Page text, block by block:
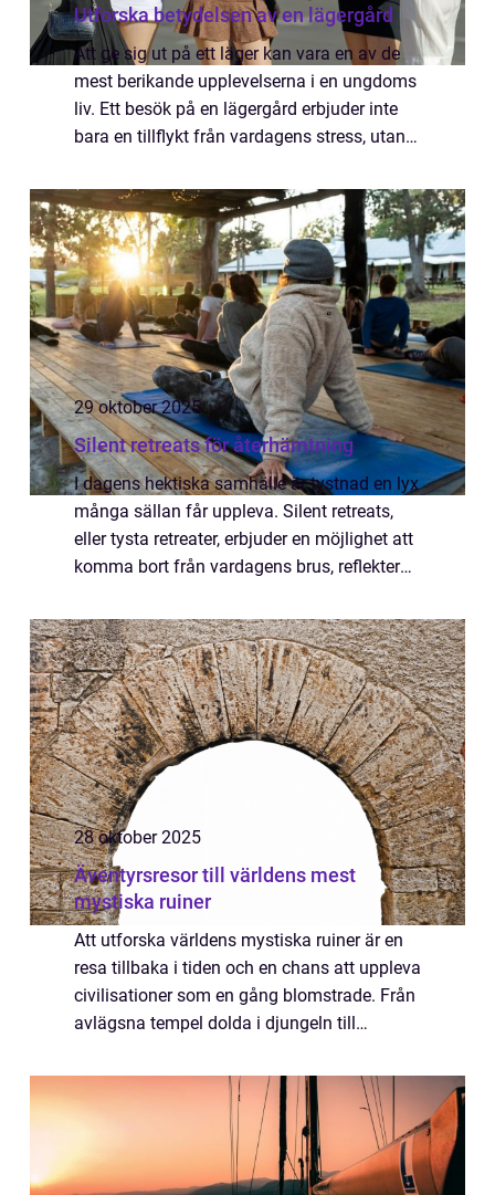
Utforska betydelsen av en lägergård
Att ge sig ut på ett läger kan vara en av de
mest berikande upplevelserna i en ungdoms
liv. Ett besök på en lägergård erbjuder inte
bara en tillflykt från vardagens stress, utan
29 oktober 2025
Silent retreats för återhämtning
I dagens hektiska samhälle är tystnad en lyx
många sällan får uppleva. Silent retreats,
eller tysta retreater, erbjuder en möjlighet att
komma bort från vardagens brus, reflektera
28 oktober 2025
Äventyrsresor till världens mest
mystiska ruiner
Att utforska världens mystiska ruiner är en
resa tillbaka i tiden och en chans att uppleva
civilisationer som en gång blomstrade. Från
avlägsna tempel dolda i djungeln till